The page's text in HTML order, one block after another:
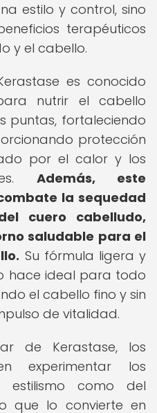
estilo y control, sino
terapéuticos
y el cabello.
es conocido
nutrir el cabello
puntas, fortaleciendo
protección
por el calor y los
Además, este
la sequedad
cuero cabelludo,
saludable para el
Su fórmula ligera y
hace ideal para todo
el cabello fino y sin
de vitalidad.
de Kerastase, los
experimentar los
estilismo como del
que lo convierte en